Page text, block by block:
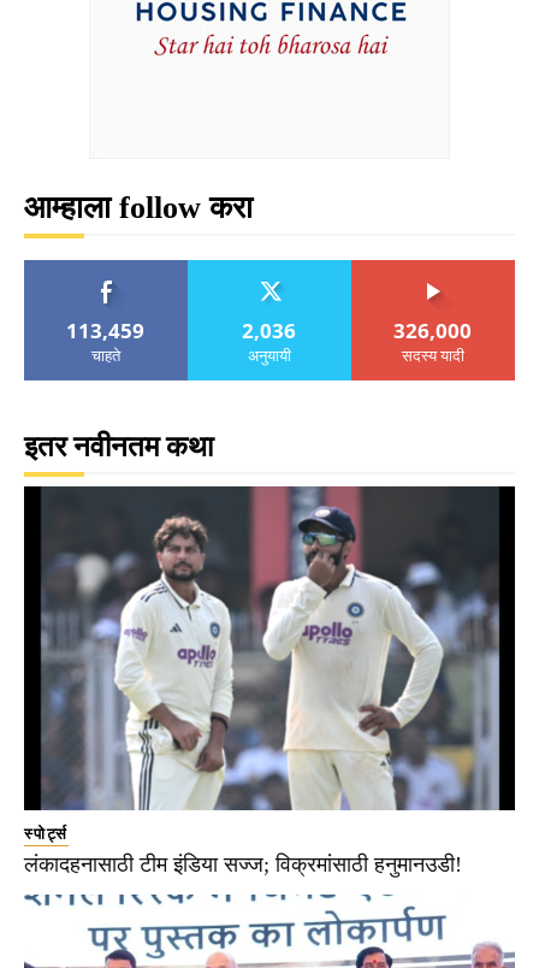
आम्हाला follow करा
113,459
चाहते
2,036
अनुयायी
326,000
सदस्य यादी
इतर नवीनतम कथा
स्पोर्ट्स
लंकादहनासाठी टीम इंडिया सज्ज; विक्रमांसाठी हनुमानउडी!